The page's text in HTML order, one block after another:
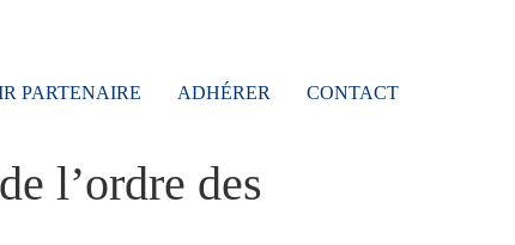
PARTENAIRE ADHÉRER CONTACT
l’ordre des